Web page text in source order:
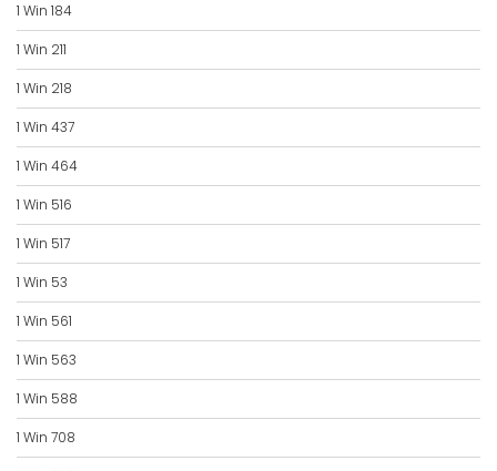
1 Win 184
1 Win 211
1 Win 218
1 Win 437
1 Win 464
1 Win 516
1 Win 517
1 Win 53
1 Win 561
1 Win 563
1 Win 588
1 Win 708